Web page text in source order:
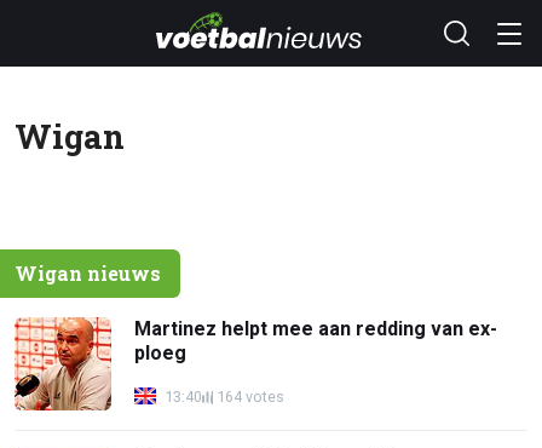
Wigan
Wigan nieuws
Martinez helpt mee aan redding van ex-
ploeg
13:40 164 votes